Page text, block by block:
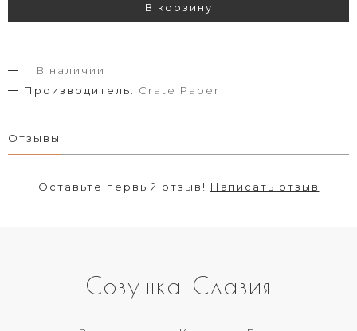
В корзину
.:
В наличии
Производитель: Crate Paper
Отзывы
Оставьте первый отзыв! Написать отзыв
Совушка Славия